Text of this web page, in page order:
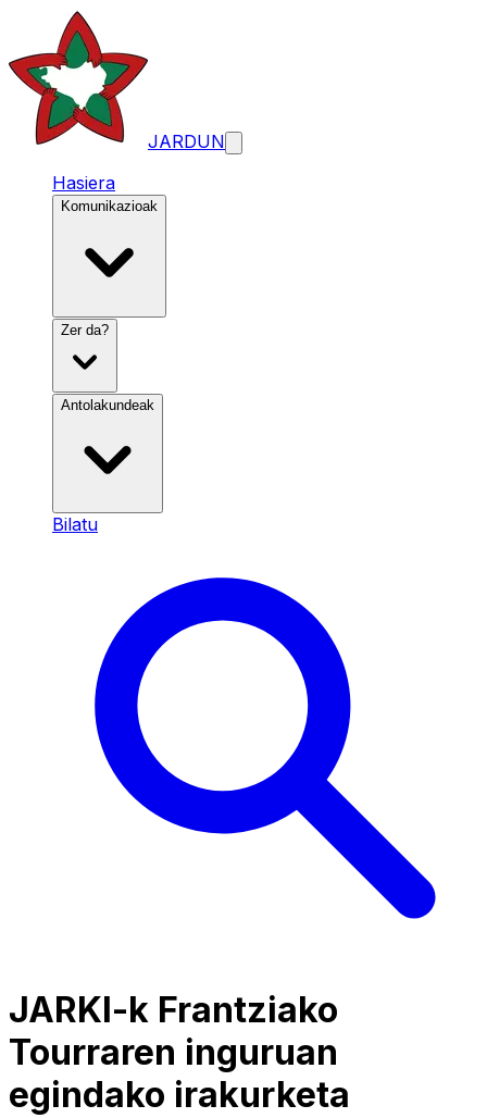
JARDUN
Hasiera
Komunikazioak
Zer da?
Antolakundeak
Bilatu
JARKI-k Frantziako
Tourraren inguruan
egindako irakurketa